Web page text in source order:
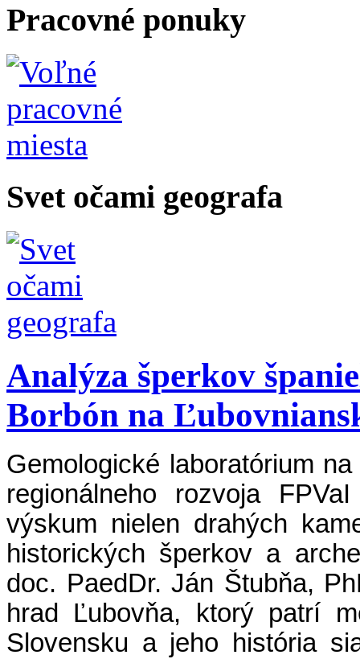
Pracovné ponuky
Svet očami geografa
Analýza šperkov
Borbón na
Gemologické laboratórium
regionálneho rozvoja
výskum nielen drahých
historických šperkov a
doc. PaedDr. Ján Štubňa,
hrad Ľubovňa, ktorý patrí
Slovensku a jeho história